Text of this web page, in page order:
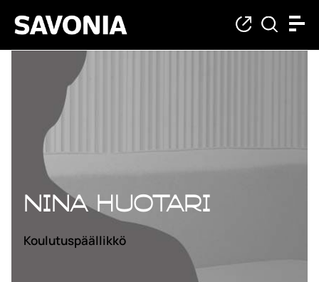
Nina Huotari
Koulutuspäällikkö